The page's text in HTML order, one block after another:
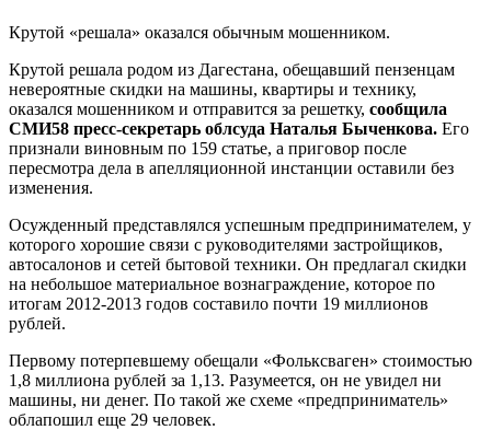
Крутой «решала» оказался обычным мошенником.
Крутой решала родом из Дагестана, обещавший пензенцам
невероятные скидки на машины, квартиры и технику,
оказался мошенником и отправится за решетку, сообщила
СМИ58 пресс-секретарь облсуда Наталья Быченкова. Его
признали виновным по 159 статье, а приговор после
пересмотра дела в апелляционной инстанции оставили без
изменения.
Осужденный представлялся успешным предпринимателем, у
которого хорошие связи с руководителями застройщиков,
автосалонов и сетей бытовой техники. Он предлагал скидки
на небольшое материальное вознаграждение, которое по
итогам 2012-2013 годов составило почти 19 миллионов
рублей.
Первому потерпевшему обещали «Фольксваген» стоимостью
1,8 миллиона рублей за 1,13. Разумеется, он не увидел ни
машины, ни денег. По такой же схеме «предприниматель»
облапошил еще 29 человек.